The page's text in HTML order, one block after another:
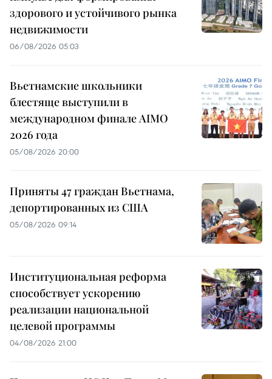
здорового и устойчивого рынка
недвижимости
06/08/2026 05:03
Вьетнамские школьники
блестяще выступили в
международном финале AIMO
2026 года
05/08/2026 20:00
Приняты 47 граждан Вьетнама,
депортированных из США
05/08/2026 09:14
Институциональная реформа
способствует ускорению
реализации национальной
целевой программы
04/08/2026 21:00